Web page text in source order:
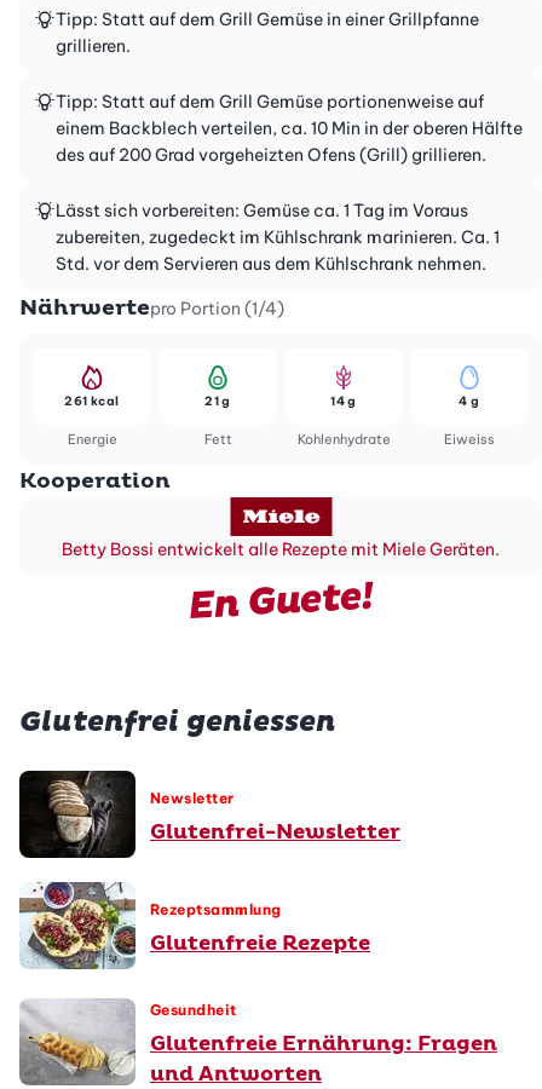
Tipp: Statt auf dem Grill Gemüse in einer Grillpfanne
grillieren.
Tipp: Statt auf dem Grill Gemüse portionenweise auf
einem Backblech verteilen, ca. 10 Min in der oberen Hälfte
des auf 200 Grad vorgeheizten Ofens (Grill) grillieren.
Lässt sich vorbereiten: Gemüse ca. 1 Tag im Voraus
zubereiten, zugedeckt im Kühlschrank marinieren. Ca. 1
Std. vor dem Servieren aus dem Kühlschrank nehmen.
Nährwertepro Portion (1/4)
Energie
261 kcal
Fett
21 g
Kohlenhydrate
14 g
Eiweiss
4 g
Kooperation
Betty Bossi entwickelt alle Rezepte mit Miele Geräten.
En Guete!
Glutenfrei geniessen
Newsletter
Glutenfrei-Newsletter
Rezeptsammlung
Glutenfreie Rezepte
Gesundheit
Glutenfreie Ernährung: Fragen
und Antworten